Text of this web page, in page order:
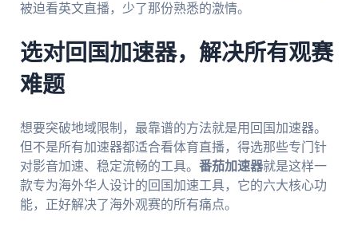
被迫看英文直播，少了那份熟悉的激情。
选对回国加速器，解决所有观赛
难题
想要突破地域限制，最靠谱的方法就是用回国加速器。
但不是所有加速器都适合看体育直播，得选那些专门针
对影音加速、稳定流畅的工具。 番茄加速器就是这样一
款专为海外华人设计的回国加速工具，它的六大核心功
能，正好解决了海外观赛的所有痛点。